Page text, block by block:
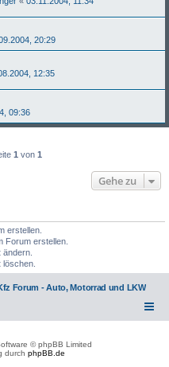
20:29
12:35
09:36
1 von 1
Gehe zu
erstellen.
Forum erstellen.
ändern.
löschen.
Forum - Auto, Motorrad und LKW
© phpBB Limited
durch phpBB.de